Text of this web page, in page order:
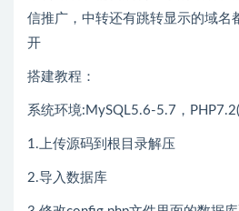
信推广，中转还有跳转显示的域名
开
搭建教程：
系统环境:MySQL5.6-5.7，
1.上传源码到根目录解压
2.导入数据库